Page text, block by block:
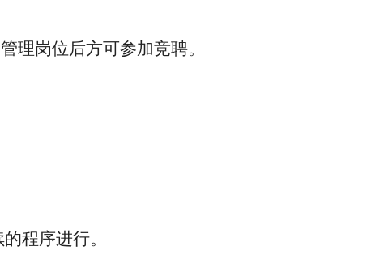
理岗位后方可参加竞聘。
程序进行。